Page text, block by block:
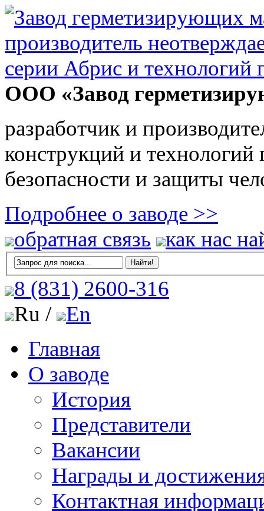
ООО «Завод
разработчик и
конструкций и
безопасности и защиты
Подробнее о заводе >>
обратная связь
как нас
8 (831) 2600-316
Ru /
En
Главная
О заводе
История
Представители
Вакансии
Награды и
Контактная